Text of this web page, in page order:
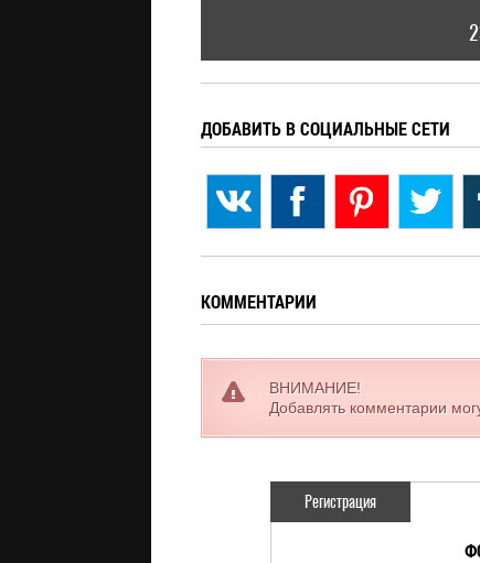
ДОБАВИТЬ В СОЦИАЛЬНЫЕ СЕТИ
КОММЕНТАРИИ
ВНИМАНИЕ!
Добавлять комментарии
Регистрация